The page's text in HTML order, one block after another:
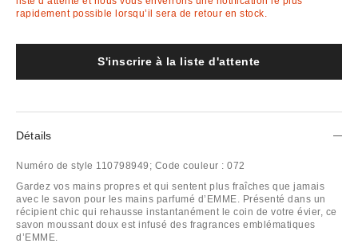
rapidement possible lorsqu’il sera de retour en stock.
S'inscrire à la liste d'attente
Détails
Numéro de style 110798949; Code couleur : 072
Gardez vos mains propres et qui sentent plus fraîches que jamais
avec le savon pour les mains parfumé d’EMME. Présenté dans un
récipient chic qui rehausse instantanément le coin de votre évier, ce
savon moussant doux est infusé des fragrances emblématiques
d’EMME.